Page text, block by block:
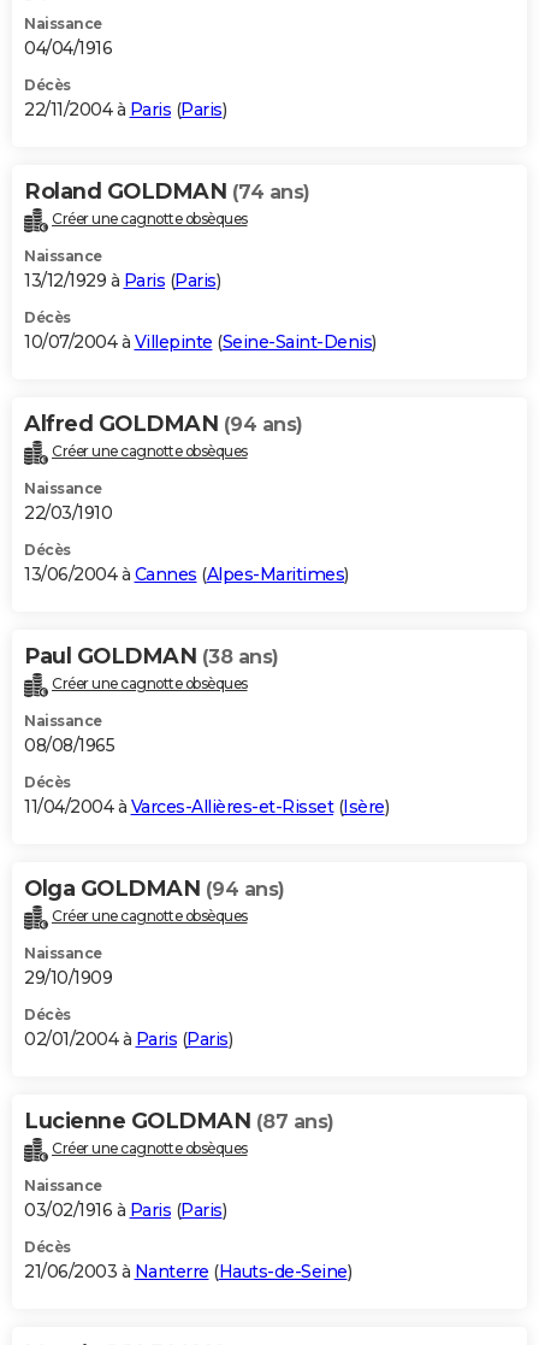
Naissance
04/04/1916
Décès
22/11/2004 à Paris (Paris)
Roland GOLDMAN (74 ans)
Créer une cagnotte obsèques
Naissance
13/12/1929 à Paris (Paris)
Décès
10/07/2004 à Villepinte (Seine-Saint-Denis)
Alfred GOLDMAN (94 ans)
Créer une cagnotte obsèques
Naissance
22/03/1910
Décès
13/06/2004 à Cannes (Alpes-Maritimes)
Paul GOLDMAN (38 ans)
Créer une cagnotte obsèques
Naissance
08/08/1965
Décès
11/04/2004 à Varces-Allières-et-Risset(Isère)
Olga GOLDMAN (94 ans)
Créer une cagnotte obsèques
Naissance
29/10/1909
Décès
02/01/2004 à Paris (Paris)
Lucienne GOLDMAN (87 ans)
Créer une cagnotte obsèques
Naissance
03/02/1916 à Paris (Paris)
Décès
21/06/2003 à Nanterre (Hauts-de-Seine)